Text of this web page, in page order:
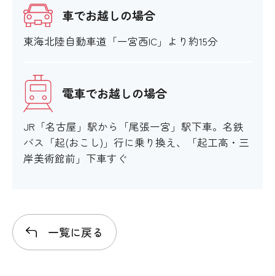
車でお越しの場合
東海北陸自動車道「一宮西IC」より約15分
電車でお越しの場合
JR「名古屋」駅から「尾張一宮」駅下車。名鉄
バス「起(おこし)」行に乗り換え、「起工高・三
岸美術館前」下車すぐ
一覧に戻る